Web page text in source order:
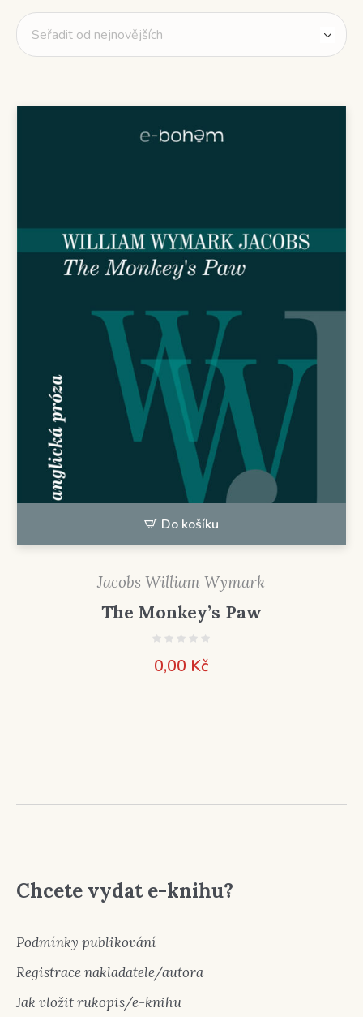
Do košíku
Jacobs William Wymark
The Monkey’s Paw
0,00 Kč
Chcete vydat e-knihu?
Podmínky publikování
Registrace nakladatele/autora
Jak vložit rukopis/e-knihu